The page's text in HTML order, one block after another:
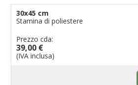
30x45 cm
Stamina di poliestere
Prezzo cda:
39,00 €
(IVA inclusa)